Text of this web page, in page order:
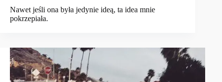
Nawet jeśli ona była jedynie ideą, ta idea mnie
pokrzepiała.